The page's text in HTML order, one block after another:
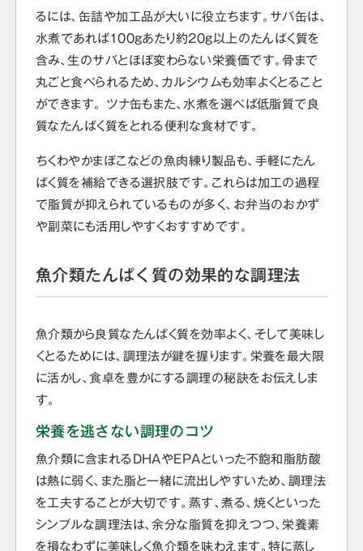
るには、缶詰や加工品が大いに役立ちます。サバ缶は、
水煮であれば100gあたり約20g以上のたんぱく質を
含み、生のサバとほぼ変わらない栄養価です。骨まで
丸ごと食べられるため、カルシウムも効率よくとること
ができます。 ツナ缶もまた、水煮を選べば低脂質で良
質なたんぱく質をとれる便利な食材です。
ちくわやかまぼこなどの魚肉練り製品も、手軽にたん
ぱく質を補給できる選択肢です。これらは加工の過程
で脂質が抑えられているものが多く、お弁当のおかず
や副菜にも活用しやすくおすすめです。
魚介類たんぱく質の効果的な調理法
魚介類から良質なたんぱく質を効率よく、そして美味し
くとるためには、調理法が鍵を握ります。栄養を最大限
に活かし、食卓を豊かにする調理の秘訣をお伝えしま
す。
栄養を逃さない調理のコツ
魚介類に含まれるDHAやEPAといった不飽和脂肪酸
は熱に弱く、また脂と一緒に流出しやすいため、調理法
を工夫することが大切です。蒸す、煮る、焼くといった
シンプルな調理法は、余分な脂質を抑えつつ、栄養素
を損なわずに美味しく魚介類を味わえます。特に蒸し